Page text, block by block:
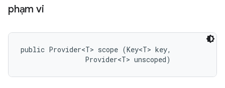
phạm vi
public Provider<T> scope (Key<T> key,
                Provider<T> unscoped)